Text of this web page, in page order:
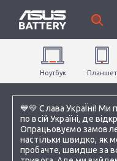
💙💛 Слава УкраЇні!
по всій Україні, де
Опрацьовуємо
настільки швидко, як
пробачте, швидше за
Ноутбук Планшет